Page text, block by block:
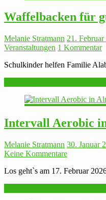
Waffelbacken für
Melanie Stratmann 21.
Veranstaltungen 1 Kommentar
Schulkinder helfen Familie
Intervall Aerobic
Melanie Stratmann 30. Januar
Keine Kommentare
Los geht`s am 17. Februar